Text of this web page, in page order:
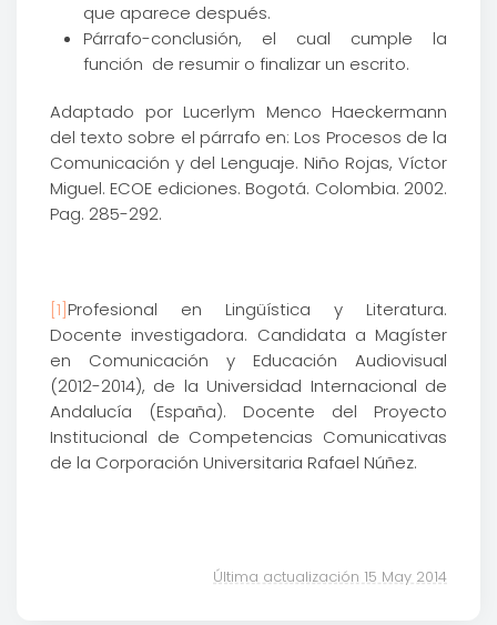
que aparece después.
Párrafo-conclusión, el cual cumple la
función de resumir o finalizar un escrito.
Adaptado por Lucerlym Menco Haeckermann
del texto sobre el párrafo en: Los Procesos de la
Comunicación y del Lenguaje. Niño Rojas, Víctor
Miguel. ECOE ediciones. Bogotá. Colombia. 2002.
Pag. 285-292.
[1]Profesional en Lingüística y Literatura.
Docente investigadora. Candidata a Magíster
en Comunicación y Educación Audiovisual
(2012-2014), de la Universidad Internacional de
Andalucía (España). Docente del Proyecto
Institucional de Competencias Comunicativas
de la Corporación Universitaria Rafael Núñez.
Última actualización 15 May 2014